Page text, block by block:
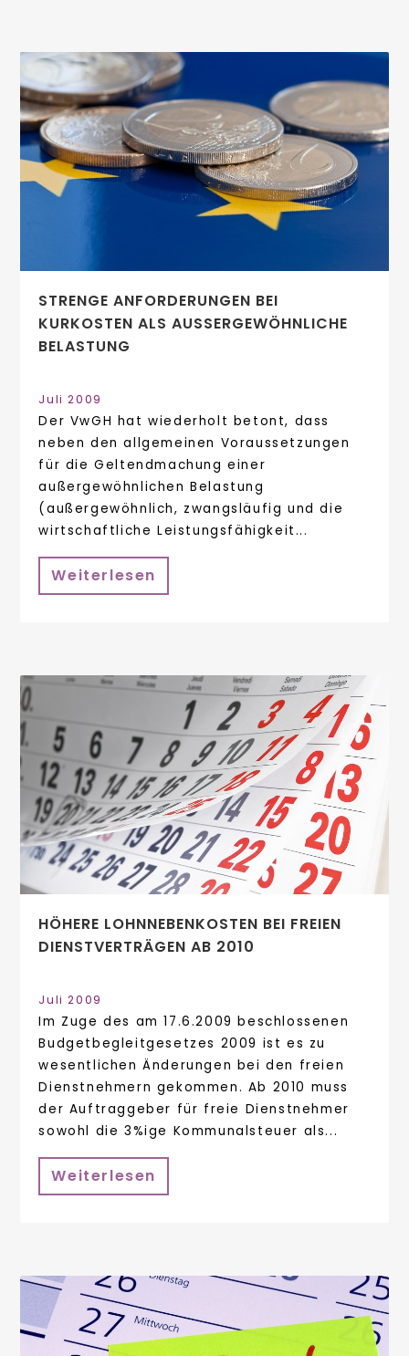
STRENGE ANFORDERUNGEN BEI
KURKOSTEN ALS AUSSERGEWÖHNLICHE B
ELASTUNG
Juli 2009
Der VwGH hat wiederholt betont, dass
neben den allgemeinen Voraussetzungen
für die Geltendmachung einer
außergewöhnlichen Belastung
(außergewöhnlich, zwangsläufig und die
wirtschaftliche Leistungsfähigkeit...
Weiterlesen
HÖHERE LOHNNEBENKOSTEN BEI FREIEN
DIENSTVERTRÄGEN AB 2010
Juli 2009
Im Zuge des am 17.6.2009 beschlossenen
Budgetbegleitgesetzes 2009 ist es zu
wesentlichen Änderungen bei den freien
Dienstnehmern gekommen. Ab 2010 muss
der Auftraggeber für freie Dienstnehmer
sowohl die 3%ige Kommunalsteuer als...
Weiterlesen